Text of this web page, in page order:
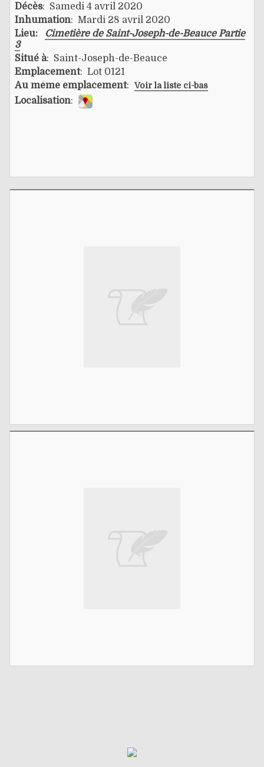
Décès: Samedi 4 avril 2020
Inhumation: Mardi 28 avril 2020
Lieu:
Cimetière de Saint-Joseph-de-Beauce Partie
3
Situé à: Saint-Joseph-de-Beauce
Emplacement: Lot 0121
Au même emplacement: Voir la liste ci-bas
Localisation: